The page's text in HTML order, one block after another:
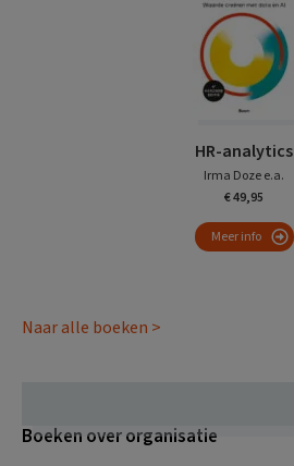
HR-analytics
Irma Doze e.a.
€ 49,95
Meer info
Naar alle boeken >
Boeken over organisatie